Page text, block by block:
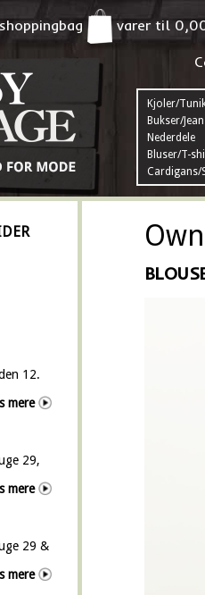
varer til
Kjoler/
Bukser/
Nederdele
Bluser/T-
Cardigans/
12.
mere
29,
mere
29 &
mere